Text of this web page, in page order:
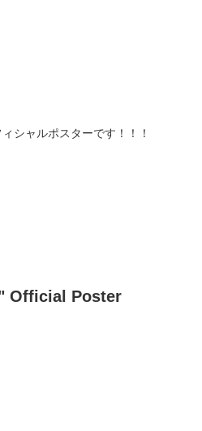
シャルポスターです！！！
Official Poster